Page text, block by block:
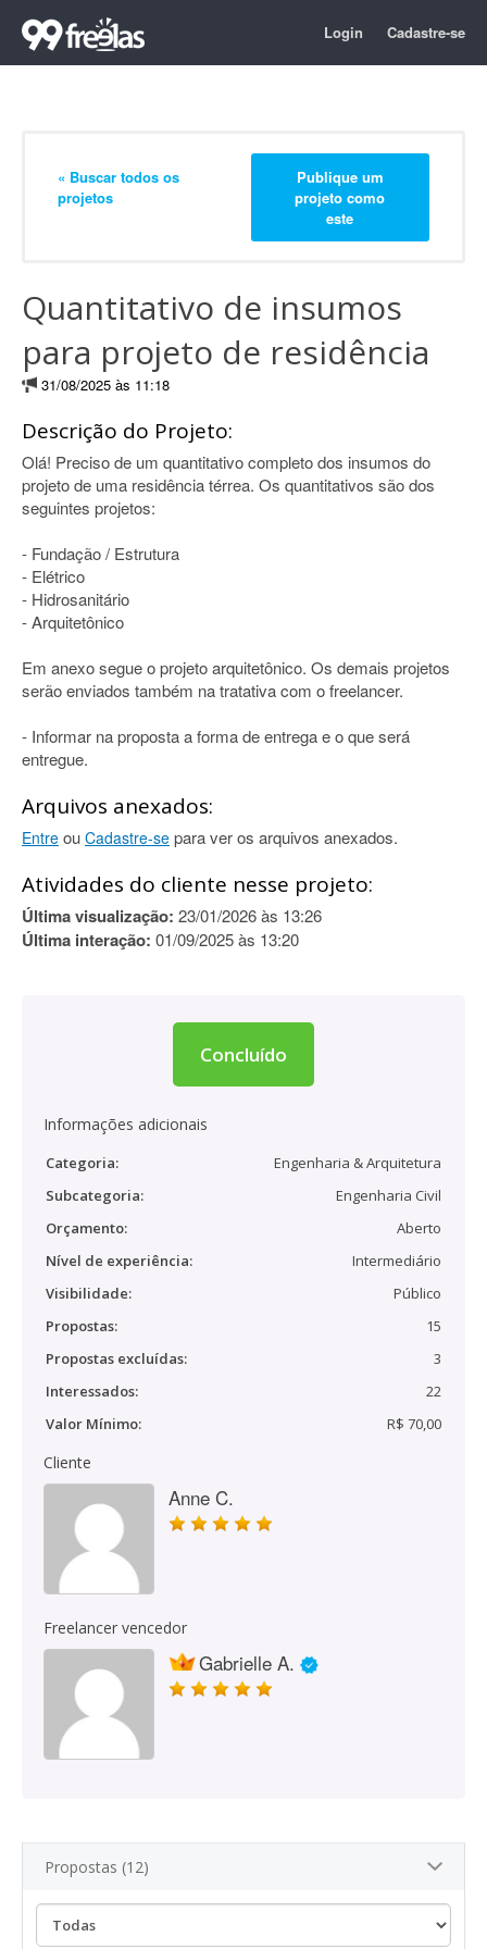
Login Cadastre-se
« Buscar todos os
projetos
Publique um
projeto como
este
Quantitativo de insumos
para projeto de residência
31/08/2025 às 11:18
Descrição do Projeto:
Olá! Preciso de um quantitativo completo dos insumos do
projeto de uma residência térrea. Os quantitativos são dos
seguintes projetos:
- Fundação / Estrutura
- Elétrico
- Hidrosanitário
- Arquitetônico
Em anexo segue o projeto arquitetônico. Os demais projetos
serão enviados também na tratativa com o freelancer.
- Informar na proposta a forma de entrega e o que será
entregue.
Arquivos anexados:
Entre ou Cadastre-se para ver os arquivos anexados.
Atividades do cliente nesse projeto:
Última visualização: 23/01/2026 às 13:26
Última interação: 01/09/2025 às 13:20
Concluído
Informações adicionais
Categoria:
Engenharia & Arquitetura
Subcategoria:
Engenharia Civil
Orçamento:
Aberto
Nível de experiência:
Intermediário
Visibilidade:
Público
Propostas:
15
Propostas excluídas:
3
Interessados:
22
Valor Mínimo:
R$ 70,00
Cliente
Anne C.
Freelancer vencedor
Gabrielle A.
Propostas (12)